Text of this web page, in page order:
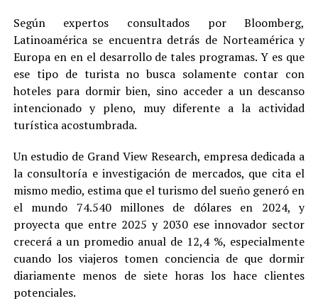
Según expertos consultados por Bloomberg,
Latinoamérica se encuentra detrás de Norteamérica y
Europa en en el desarrollo de tales programas. Y es que
ese tipo de turista no busca solamente contar con
hoteles para dormir bien, sino acceder a un descanso
intencionado y pleno, muy diferente a la actividad
turística acostumbrada.
Un estudio de Grand View Research, empresa dedicada a
la consultoría e investigación de mercados, que cita el
mismo medio, estima que el turismo del sueño generó en
el mundo 74.540 millones de dólares en 2024, y
proyecta que entre 2025 y 2030 ese innovador sector
crecerá a un promedio anual de 12,4 %, especialmente
cuando los viajeros tomen conciencia de que dormir
diariamente menos de siete horas los hace clientes
potenciales.